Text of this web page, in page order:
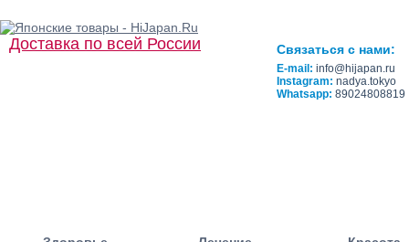
Доставка по всей России Связаться с нами:
E-mail: info@hijapan.ru
Instagram: nadya.tokyo
Whatsapp: 89024808819